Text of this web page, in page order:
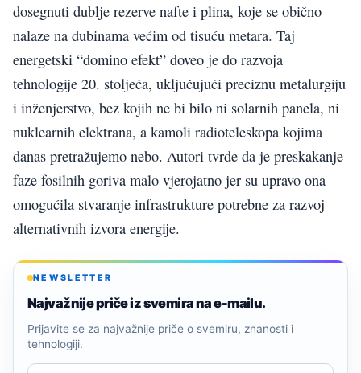
dosegnuti dublje rezerve nafte i plina, koje se obično
nalaze na dubinama većim od tisuću metara. Taj
energetski “domino efekt” doveo je do razvoja
tehnologije 20. stoljeća, uključujući preciznu metalurgiju
i inženjerstvo, bez kojih ne bi bilo ni solarnih panela, ni
nuklearnih elektrana, a kamoli radioteleskopa kojima
danas pretražujemo nebo. Autori tvrde da je preskakanje
faze fosilnih goriva malo vjerojatno jer su upravo ona
omogućila stvaranje infrastrukture potrebne za razvoj
alternativnih izvora energije.
NEWSLETTER
Najvažnije priče iz svemira na e-mailu.
Prijavite se za najvažnije priče o svemiru, znanosti i
tehnologiji.